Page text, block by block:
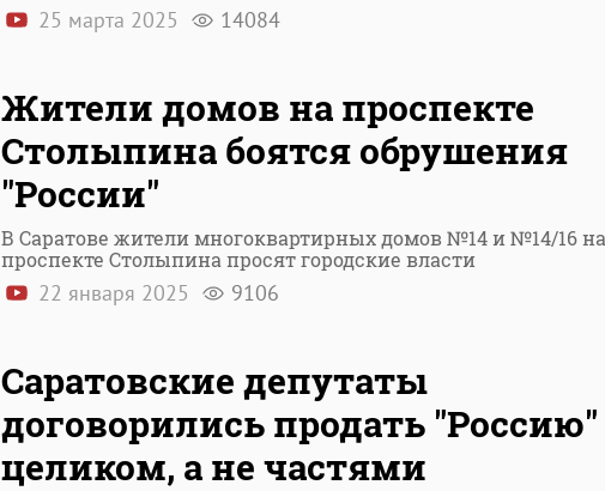
25 марта 2025 14084
Жители домов на проспекте
Столыпина боятся обрушения
"России"
В Саратове жители многоквартирных домов №14 и №14/16 на
проспекте Столыпина просят городские власти
22 января 2025 9106
Саратовские депутаты
договорились продать "Россию"
целиком, а не частями